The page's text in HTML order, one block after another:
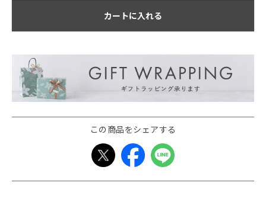
カートに入れる
この商品をシェアする